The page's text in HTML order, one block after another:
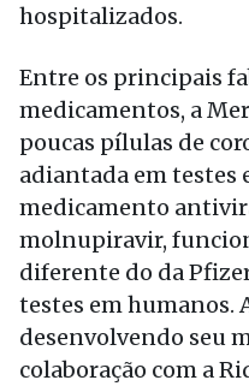
hospitalizados.
Entre os principais
medicamentos, a
poucas pílulas de
adiantada em testes
medicamento
molnupiravir,
diferente do da
testes em humanos.
desenvolvendo seu
colaboração com a